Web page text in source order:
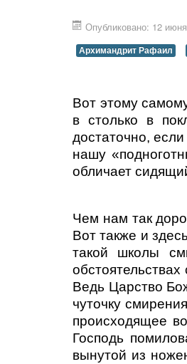
Опубликовано: 12
Архимандрит Рафаил
Вот этому
в столько в
достаточно,
нашу
обличает
Чем нам так
Вот также и
такой школы
Ведь Царство
чуточку
происходящее
Господь
вынутой из